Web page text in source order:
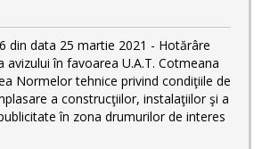
din data 25 martie 2021 - Hotărâre
avizului în favoarea U.A.T. Cotmeana
Normelor tehnice privind condiţiile de
a construcţiilor, instalaţiilor şi a
în zona drumurilor de interes